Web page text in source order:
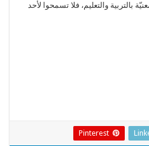
بالتربية والتعليم، فلا تسمحوا لأحد
Pinterest